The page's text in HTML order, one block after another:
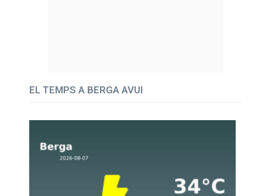
EL TEMPS A BERGA AVUI